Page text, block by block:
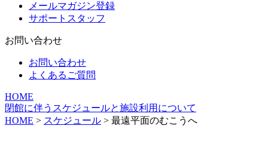
メールマガジン登録
サポートスタッフ
お問い合わせ
お問い合わせ
よくあるご質問
HOME
閉館に伴うスケジュールと施設利用について
HOME > スケジュール > 最遠平面のむこうへ